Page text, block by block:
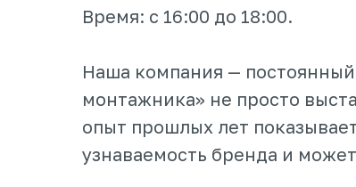
Время: с 16:00 до 18:00.
Наша компания —
монтажника» не просто
опыт прошлых лет
узнаваемость бренда и